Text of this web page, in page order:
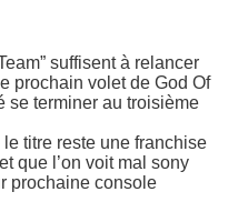
suffisent à relancer
prochain volet de God Of
se terminer au troisième
le titre reste une franchise
que l’on voit mal sony
prochaine console